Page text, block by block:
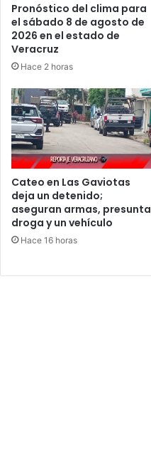
Pronóstico del clima para
el sábado 8 de agosto de
2026 en el estado de
Veracruz
Hace 2 horas
Cateo en Las Gaviotas
deja un detenido;
aseguran armas, presunta
droga y un vehículo
Hace 16 horas